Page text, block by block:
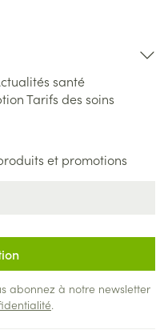
santé
Tarifs des soins
et promotions
abonnez à notre newsletter
.